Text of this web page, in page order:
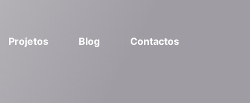
Projetos Blog Contactos